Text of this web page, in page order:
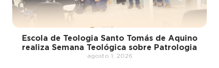
Escola de Teologia Santo Tomás de Aquino
realiza Semana Teológica sobre Patrologia
agosto 1, 2026